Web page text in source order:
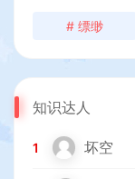
# 缥缈
知识达人
1 坏空